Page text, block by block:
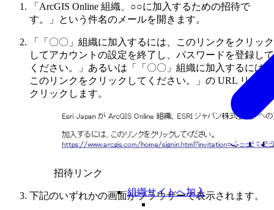
組織サイトへ加入
「ArcGIS Online 組織、○○に加入するための招待で
す。」という件名のメールを開きます。
「「〇〇」組織に加入するには、このリンクをクリック
してアカウントの設定を終了し、パスワードを登録して
ください。」あるいは「「〇〇」組織に加入するには、
このリンクをクリックしてください。」の URL リンク
クリックします。
招待リンク
下記のいずれかの画面がブラウザーで表示されます。